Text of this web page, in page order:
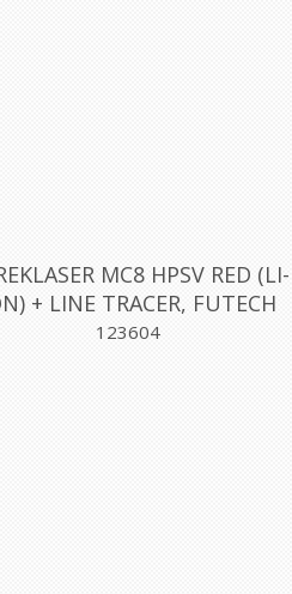
MC8 HPSV RED (LI-
+ LINE TRACER, FUTECH
123604